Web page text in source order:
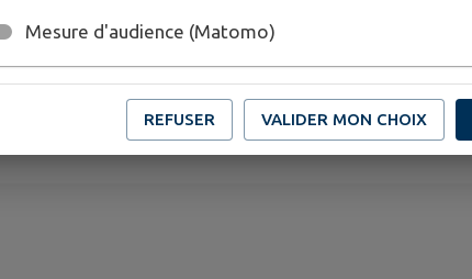
Mesure d'audience (Matomo)
REFUSER VALIDER MON CHOIX